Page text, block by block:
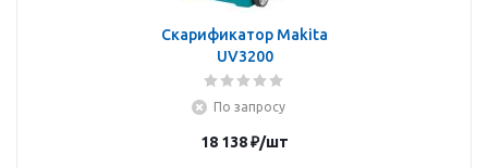
Скарификатор Makita
UV3200
По запросу
18 138₽/шт